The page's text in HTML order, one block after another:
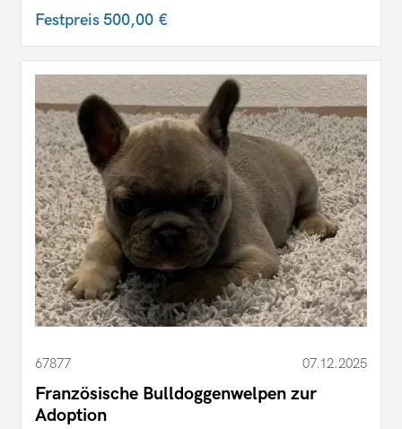
Festpreis500,00 €
67877 07.12.2025
Französische Bulldoggenwelpen zur
Adoption